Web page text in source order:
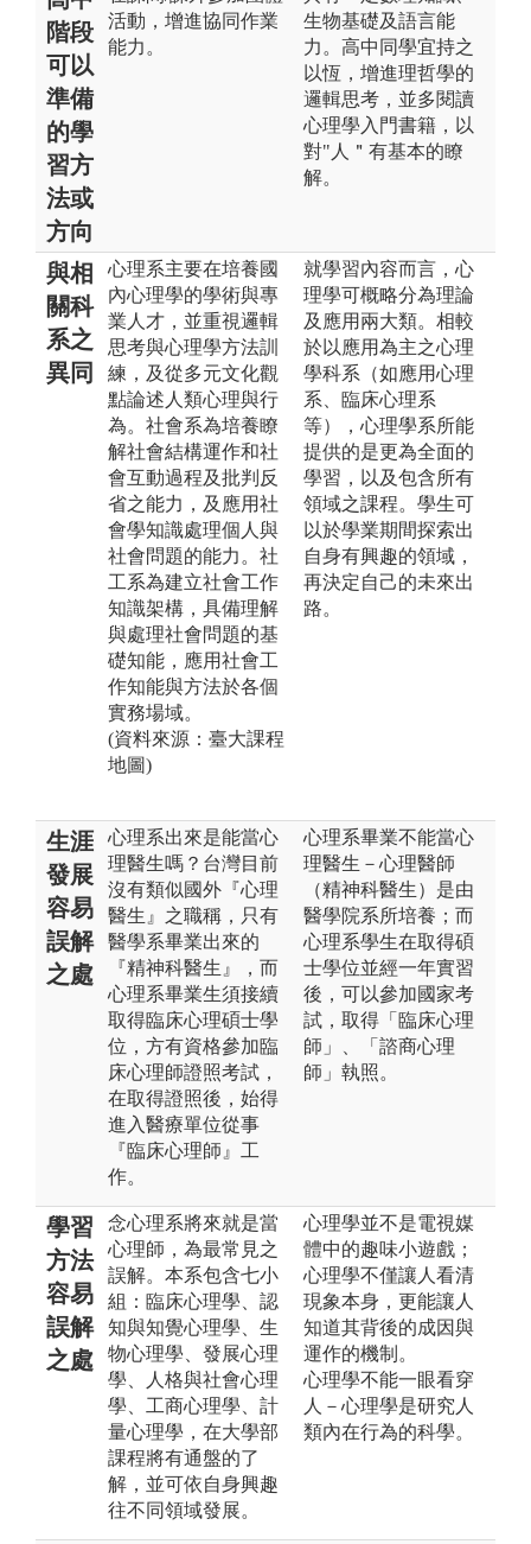
階段
可以
準備
的學
習方
法或
方向
活動，增進協同作業
能力。
生物基礎及語言能
力。高中同學宜持之
以恆，增進理哲學的
邏輯思考，並多閱讀
心理學入門書籍，以
對"人＂有基本的瞭
解。
與相
關科
系之
異同
心理系主要在培養國
內心理學的學術與專
業人才，並重視邏輯
思考與心理學方法訓
練，及從多元文化觀
點論述人類心理與行
為。社會系為培養瞭
解社會結構運作和社
會互動過程及批判反
省之能力，及應用社
會學知識處理個人與
社會問題的能力。社
工系為建立社會工作
知識架構，具備理解
與處理社會問題的基
礎知能，應用社會工
作知能與方法於各個
實務場域。
(資料來源：臺大課程
地圖)
就學習內容而言，心
理學可概略分為理論
及應用兩大類。相較
於以應用為主之心理
學科系（如應用心理
系、臨床心理系
等），心理學系所能
提供的是更為全面的
學習，以及包含所有
領域之課程。學生可
以於學業期間探索出
自身有興趣的領域，
再決定自己的未來出
路。
生涯
發展
容易
誤解
之處
心理系出來是能當心
理醫生嗎？台灣目前
沒有類似國外『心理
醫生』之職稱，只有
醫學系畢業出來的
『精神科醫生』，而
心理系畢業生須接續
取得臨床心理碩士學
位，方有資格參加臨
床心理師證照考試，
在取得證照後，始得
進入醫療單位從事
『臨床心理師』工
作。
心理系畢業不能當心
理醫生－心理醫師
（精神科醫生）是由
醫學院系所培養；而
心理系學生在取得碩
士學位並經一年實習
後，可以參加國家考
試，取得「臨床心理
師」、「諮商心理
師」執照。
學習
方法
容易
誤解
之處
念心理系將來就是當
心理師，為最常見之
誤解。本系包含七小
組：臨床心理學、認
知與知覺心理學、生
物心理學、發展心理
學、人格與社會心理
學、工商心理學、計
量心理學，在大學部
課程將有通盤的了
解，並可依自身興趣
往不同領域發展。
心理學並不是電視媒
體中的趣味小遊戲；
心理學不僅讓人看清
現象本身，更能讓人
知道其背後的成因與
運作的機制。
心理學不能一眼看穿
人－心理學是研究人
類內在行為的科學。